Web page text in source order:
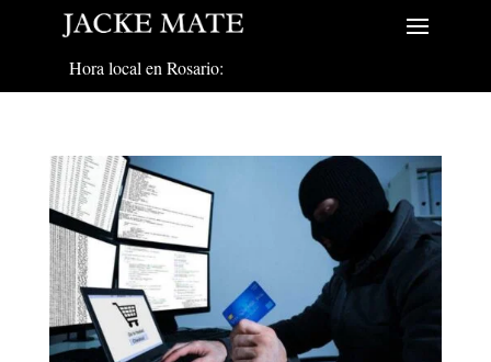
Hora local en Rosario: